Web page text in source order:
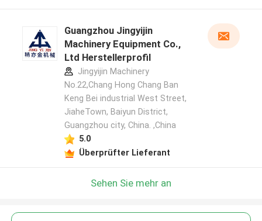
Guangzhou Jingyijin
Machinery Equipment Co.,
Ltd Herstellerprofil
Jingyijin Machinery
No.22,Chang Hong Chang Ban
Keng Bei industrial West Street,
JiaheTown, Baiyun District,
Guangzhou city, China. ,China
5.0
Überprüfter Lieferant
Sehen Sie mehr an